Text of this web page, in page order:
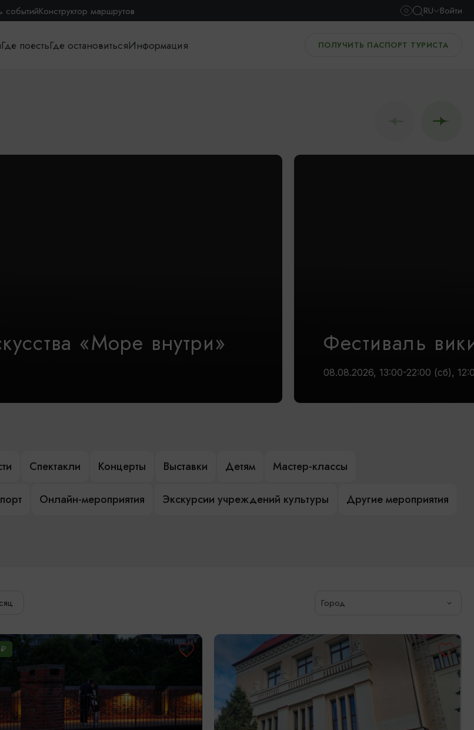
событийКонструктор маршрутов RU Войти
Где поестьГде остановитьсяИнформация ПОЛУЧИТЬ ПАСПОРТ ТУРИСТА
«Море внутри» Фестиваль
08.08.2026, 13:00-22:00 (сб),
Спектакли Концерты Выставки Детям Мастер-классы
Онлайн-мероприятия Экскурсии учреждений культуры Другие мероприятия
Город